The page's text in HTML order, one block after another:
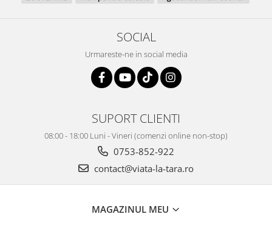
SOCIAL
Urmareste-ne in social media
SUPORT CLIENTI
08:00 - 18:00 Luni - Vineri (comenzi online non-stop)
0753-852-922
contact@viata-la-tara.ro
MAGAZINUL MEU